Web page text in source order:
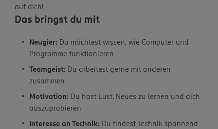
auf dich!
Das bringst du mit
Neugier: Du möchtest wissen, wie Computer und
Programme funktionieren
Teamgeist: Du arbeitest gerne mit anderen
zusammen
Motivation: Du hast Lust, Neues zu lernen und dich
auszuprobieren
Interesse an Technik: Du findest Technik spannend